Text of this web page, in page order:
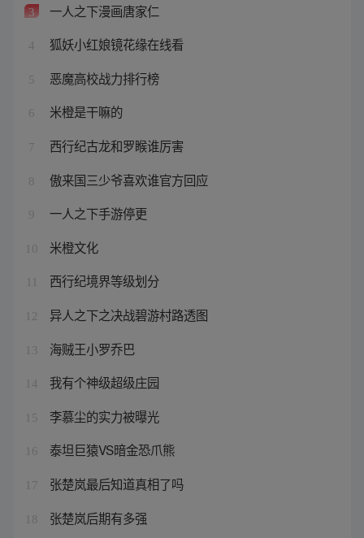
3 一人之下漫画唐家仁
4 狐妖小红娘镜花缘在线看
5 恶魔高校战力排行榜
6 米橙是干嘛的
7 西行纪古龙和罗睺谁厉害
8 傲来国三少爷喜欢谁官方回应
9 一人之下手游停更
10 米橙文化
西行纪境界等级划分
12 异人之下之决战碧游村路透图
13 海贼王小罗乔巴
14 我有个神级超级庄园
15 李慕尘的实力被曝光
16 泰坦巨猿VS暗金恐爪熊
17 张楚岚最后知道真相了吗
18 张楚岚后期有多强